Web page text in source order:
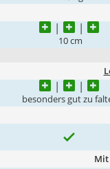
10 cm
besonders gut zu
Mit